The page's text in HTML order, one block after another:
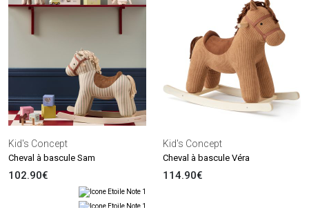
Kid's Concept
Cheval à bascule Sam
102.90€
Kid's Concept
Cheval à bascule Véra
114.90€